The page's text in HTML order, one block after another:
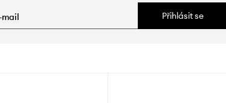
Přihlásit se